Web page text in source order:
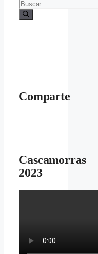
Buscar:
Comparte
Cascamorras
2023